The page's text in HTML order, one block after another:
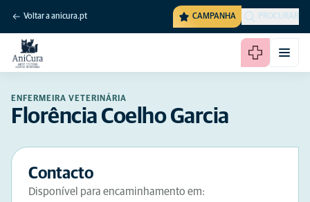
Voltar a anicura.pt CAMPANHA PROCURAR
ENFERMEIRA VETERINÁRIA
Florência Coelho Garcia
Contacto
Disponível para encaminhamento em: